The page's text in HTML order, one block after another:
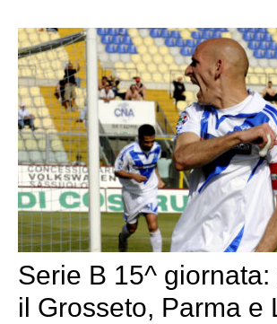
Serie B 15^
il Grosseto, Parma e